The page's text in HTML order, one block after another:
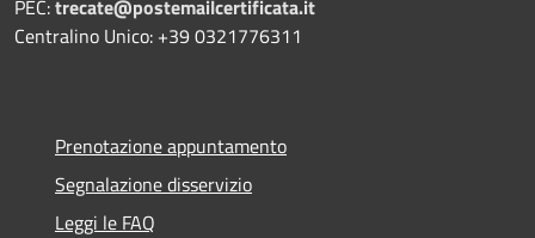
PEC:trecate@postemailcertificata.it
Centralino Unico: +39 0321776311
Prenotazione appuntamento
Segnalazione disservizio
Leggi le FAQ